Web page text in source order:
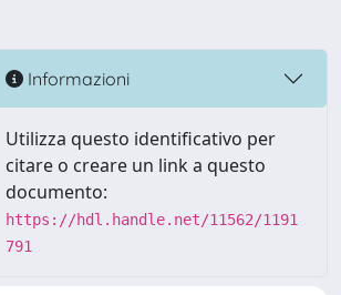
Informazioni
Utilizza questo identificativo per
citare o creare un link a questo
documento:
https://hdl.handle.net/11562/1191
791